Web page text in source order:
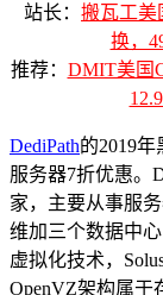
站长： 搬瓦工美
换，
推荐： DMIT美国
DediPath的2019
服务器7折优惠。
家，主要从事服
维加三个数据中
虚拟化技术，
OpenVZ架构属于